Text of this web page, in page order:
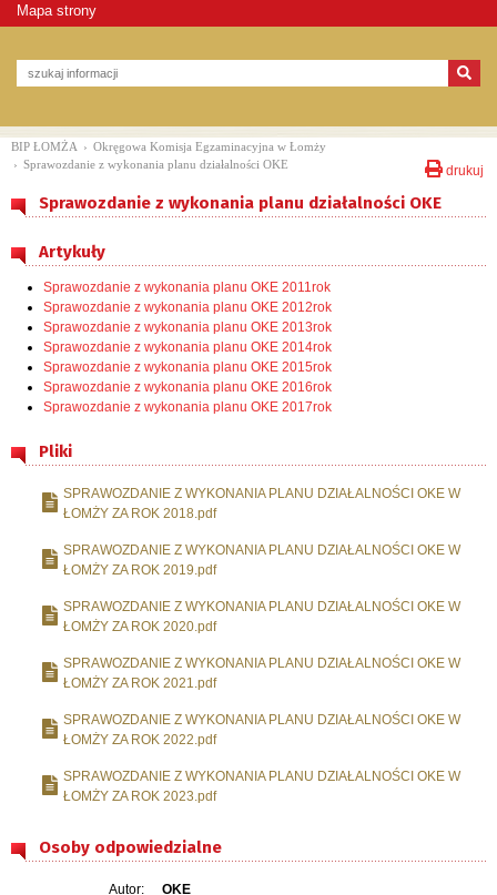
Mapa strony
drukuj
BIP ŁOMŻA › Okręgowa Komisja Egzaminacyjna w Łomży
› Sprawozdanie z wykonania planu działalności OKE
Sprawozdanie z wykonania planu działalności OKE
Artykuły
Sprawozdanie z wykonania planu OKE 2011rok
Sprawozdanie z wykonania planu OKE 2012rok
Sprawozdanie z wykonania planu OKE 2013rok
Sprawozdanie z wykonania planu OKE 2014rok
Sprawozdanie z wykonania planu OKE 2015rok
Sprawozdanie z wykonania planu OKE 2016rok
Sprawozdanie z wykonania planu OKE 2017rok
Pliki
SPRAWOZDANIE Z WYKONANIA PLANU DZIAŁALNOŚCI OKE W
ŁOMŻY ZA ROK 2018.pdf
SPRAWOZDANIE Z WYKONANIA PLANU DZIAŁALNOŚCI OKE W
ŁOMŻY ZA ROK 2019.pdf
SPRAWOZDANIE Z WYKONANIA PLANU DZIAŁALNOŚCI OKE W
ŁOMŻY ZA ROK 2020.pdf
SPRAWOZDANIE Z WYKONANIA PLANU DZIAŁALNOŚCI OKE W
ŁOMŻY ZA ROK 2021.pdf
SPRAWOZDANIE Z WYKONANIA PLANU DZIAŁALNOŚCI OKE W
ŁOMŻY ZA ROK 2022.pdf
SPRAWOZDANIE Z WYKONANIA PLANU DZIAŁALNOŚCI OKE W
ŁOMŻY ZA ROK 2023.pdf
Osoby odpowiedzialne
Autor: OKE